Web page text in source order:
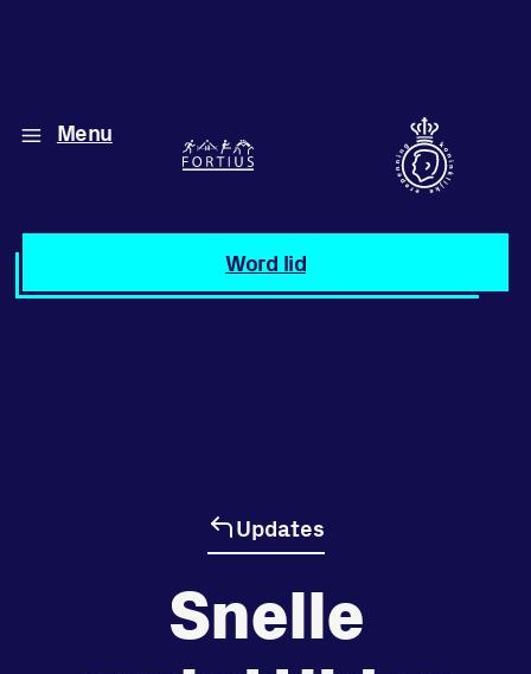
Menu
Word lid
Diverse disciplines
Atletiek
Beheersde
tegenstander
Updates
Snelle